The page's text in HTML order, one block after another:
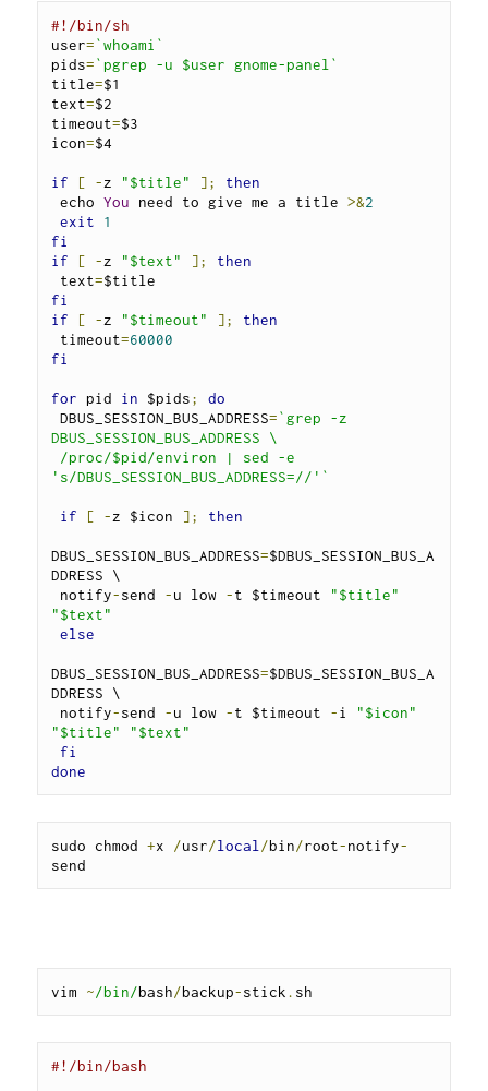
#!/bin/sh
user=`whoami`
pids=`pgrep -u $user gnome-panel`
title=$1
text=$2
timeout=$3
icon=$4
if [ -z "$title" ];
then
echo You need to give me a title >&2
exit
1
fi
if
[ -z "$text" ];
then
text=
fi
if
[ -z "$timeout" ];
then
timeout=60000
fi
for pid in $pids;
do
DBUS_SESSION_BUS_ADDRESS=`grep -z
DBUS_SESSION_BUS_ADDRESS \
's/DBUS_SESSION_BUS_ADDRESS=//'`
if [ -z $icon ]; then
DBUS_SESSION_BUS_ADDRESS=$DBUS_SESSION_BUS_A
DDRESS \
notify-send -u low -t $timeout "$title"
"$text"
else
DBUS_SESSION_BUS_ADDRESS=$DBUS_SESSION_BUS_A
DDRESS \
notify-send -u low -t $timeout -i "$icon"
"$title"
"$text"
fi
done
sudo chmod +x /usr/local /bin/root-notify-
send
vim ~/bin/bash/backup-stick . sh
#!/bin/bash